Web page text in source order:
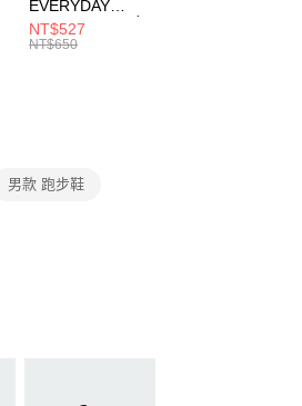
若您需要取消訂單，請聯
視為有效，需透過AFTEE
先享後付」服務完成之
並將交易相關給付款項請
EVERYDAY
BBALL 3PR 男女
長統襪
NT$527
NT$650
男款 跑步鞋